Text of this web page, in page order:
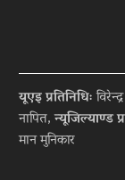
यूएइ प्रतिनिधिः
नापित,न्यूजिल्याण्ड
मान मुनिकार